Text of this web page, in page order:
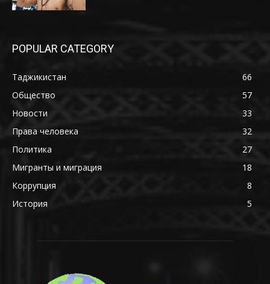
POPULAR CATEGORY
Таджикистан
66
Общество
57
Новости
33
Права человека
32
Политика
27
Мигранты и миграция
18
Коррупция
8
История
5